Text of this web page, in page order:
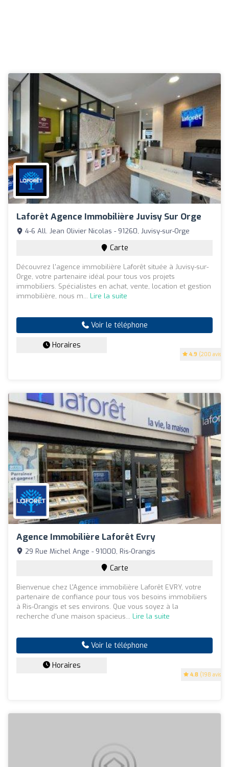
Laforêt Agence Immobilière Juvisy Sur Orge
4.9 (200 avis)
4-6 All. Jean Olivier Nicolas - 91260, Juvisy-sur-Orge
Carte
Découvrez l'agence immobilière Laforêt située à Juvisy-sur-
Orge, votre partenaire idéal pour tous vos projets
immobiliers. Spécialistes en achat, vente, location et gestion
immobilière, nous m... Lire la suite
Voir le téléphone
Horaires
Agence Immobilière Laforêt Evry
4.8 (198 avis)
29 Rue Michel Ange - 91000, Ris-Orangis
Carte
Bienvenue chez L'Agence immobilière Laforêt EVRY, votre
partenaire de confiance pour tous vos besoins immobiliers
à Ris-Orangis et ses environs. Que vous soyez à la
recherche d'une maison spacieus... Lire la suite
Voir le téléphone
Horaires